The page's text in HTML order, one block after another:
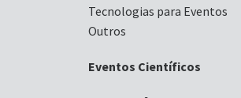
Tecnologias para Eventos
Outros
Eventos Científicos